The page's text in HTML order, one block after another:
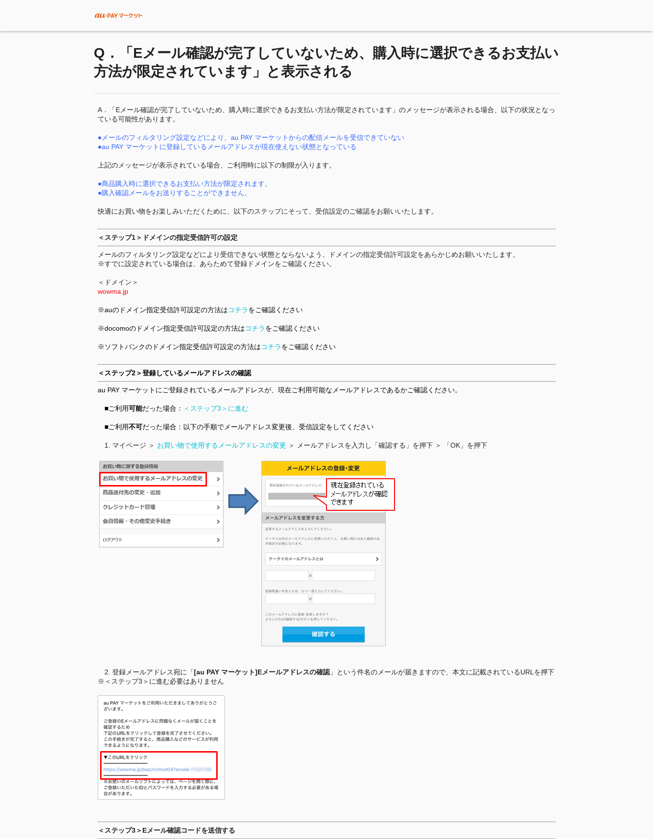
Q．「Eメール確認が完了していないため、購入時に選択できるお支払い
方法が限定されています」と表示される
A．「Eメール確認が完了していないため、購入時に選択できるお支払い方法が限定されています」のメッセージが表示される場合、以下の状況となっ
ている可能性があります。
●メールのフィルタリング設定などにより、au PAY マーケットからの配信メールを受信できていない
●au PAY マーケットに登録しているメールアドレスが現在使えない状態となっている
上記のメッセージが表示されている場合、ご利用時に以下の制限が入ります。
●商品購入時に選択できるお支払い方法が限定されます。
●購入確認メールをお送りすることができません。
快適にお買い物をお楽しみいただくために、以下のステップにそって、受信設定のご確認をお願いいたします。
＜ステップ1＞ドメインの指定受信許可の設定
メールのフィルタリング設定などにより受信できない状態とならないよう、ドメインの指定受信許可設定をあらかじめお願いいたします。
※すでに設定されている場合は、あらためて登録ドメインをご確認ください。
＜ドメイン＞
wowma.jp
※auのドメイン指定受信許可設定の方法はコチラをご確認ください
※docomoのドメイン指定受信許可設定の方法はコチラをご確認ください
※ソフトバンクのドメイン指定受信許可設定の方法はコチラをご確認ください
＜ステップ2＞登録しているメールアドレスの確認
au PAY マーケットにご登録されているメールアドレスが、現在ご利用可能なメールアドレスであるかご確認ください。
■ご利用可能だった場合： ＜ステップ3＞に進む
■ご利用不可だった場合：以下の手順でメールアドレス変更後、受信設定をしてください
1. マイページ ＞ お買い物で使用するメールアドレスの変更 ＞ メールアドレスを入力し「確認する」を押下 ＞ 「OK」を押下
2. 登録メールアドレス宛に「[au PAY マーケット]Eメールアドレスの確認」という件名のメールが届きますので、本文に記載されているURLを押下
※＜ステップ3＞に進む必要はありません
＜ステップ3＞Eメール確認コードを送信する